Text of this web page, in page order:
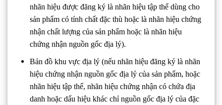
nhãn hiệu được đăng ký là nhãn hiệu tập thể dùng cho
sản phẩm có tính chất đặc thù hoặc là nhãn hiệu chứng
nhận chất lượng của sản phẩm hoặc là nhãn hiệu
chứng nhận nguồn gốc địa lý).
Bản đồ khu vực địa lý (nếu nhãn hiệu đăng ký là nhãn
hiệu chứng nhận nguồn gốc địa lý của sản phẩm, hoặc
nhãn hiệu tập thể, nhãn hiệu chứng nhận có chứa địa
danh hoặc dấu hiệu khác chỉ nguồn gốc địa lý của đặc